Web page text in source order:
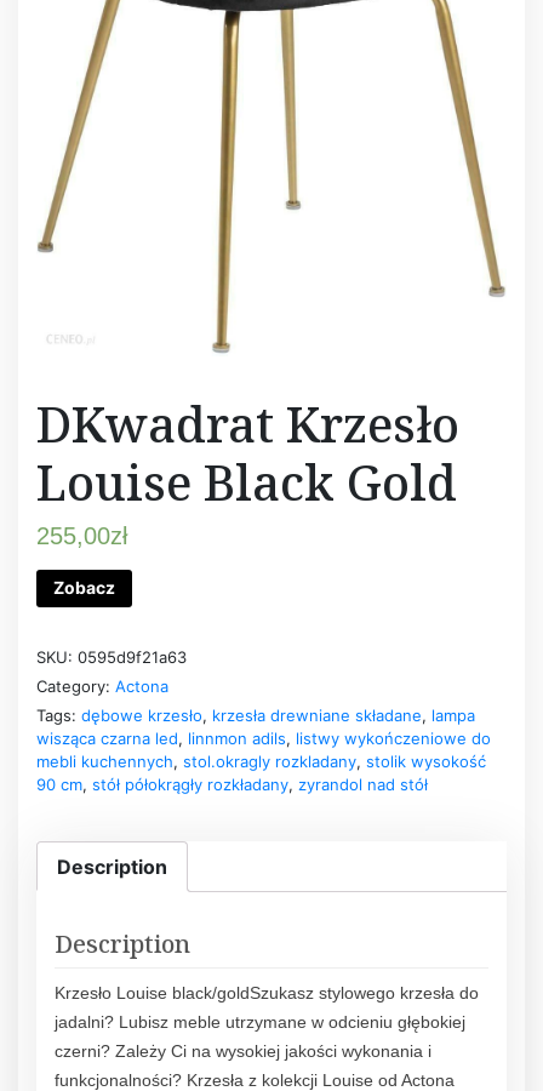
DKwadrat Krzesło
Louise Black Gold
255,00zł
Zobacz
SKU: 0595d9f21a63
Category: Actona
Tags: dębowe krzesło, krzesła drewniane składane, lampa
wisząca czarna led, linnmon adils, listwy wykończeniowe do
mebli kuchennych, stol.okragly rozkladany, stolik wysokość
90 cm, stół półokrągły rozkładany, zyrandol nad stół
Description
Description
Krzesło Louise black/goldSzukasz stylowego krzesła do
jadalni? Lubisz meble utrzymane w odcieniu głębokiej
czerni? Zależy Ci na wysokiej jakości wykonania i
funkcjonalności? Krzesła z kolekcji Louise od Actona